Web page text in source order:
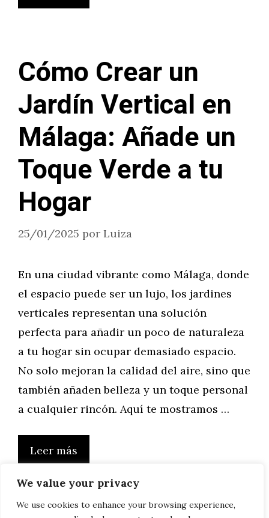
We value your privacy
We use cookies to enhance your browsing experience,
Cómo Crear un
Jardín Vertical en
Málaga: Añade un
Toque Verde a tu
Hogar
25/01/2025 por Luiza
En una ciudad vibrante como Málaga, donde
el espacio puede ser un lujo, los jardines
verticales representan una solución
perfecta para añadir un poco de naturaleza
a tu hogar sin ocupar demasiado espacio.
No solo mejoran la calidad del aire, sino que
también añaden belleza y un toque personal
a cualquier rincón. Aquí te mostramos …
Leer más